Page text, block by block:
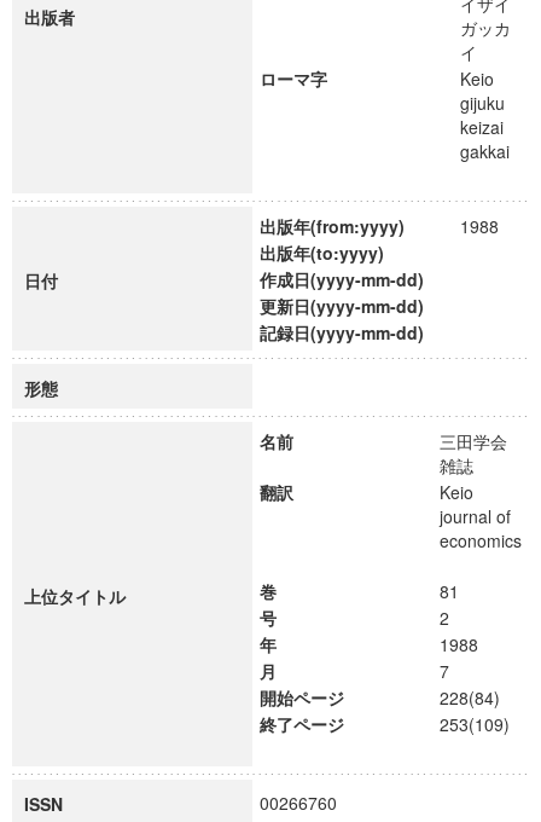
出版者
ガッカ
イ
ローマ字
Keio
gijuku
keizai
gakkai
日付
出版年(from:yyyy)
1988
出版年(to:yyyy)
作成日(yyyy-mm-dd)
更新日(yyyy-mm-dd)
記録日(yyyy-mm-dd)
形態
上位タイトル
名前
三田学会
雑誌
翻訳
Keio
journal of
economics
巻
81
号
2
年
1988
月
7
開始ページ
228(84)
終了ページ
253(109)
ISSN 00266760